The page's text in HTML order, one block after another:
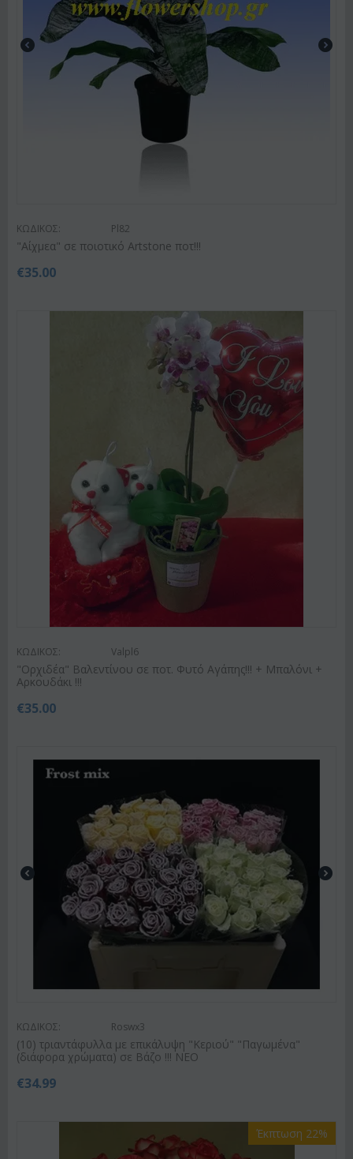
ΚΩΔΙΚΟΣ: Pl82
"Αίχμεα" σε ποιοτικό Artstone ποτ!!!
€35.00
ΚΩΔΙΚΟΣ: Valpl6
"Ορχιδέα" Βαλεντίνου σε ποτ. Φυτό Αγάπης!!! + Μπαλόνι +
Αρκουδάκι !!!
€35.00
ΚΩΔΙΚΟΣ: Roswx3
(10) τριαντάφυλλα με επικάλυψη "Κεριού" "Παγωμένα"
(διάφορα χρώματα) σε Βάζο !!! ΝΕΟ
€34.99
Έκπτωση 22%